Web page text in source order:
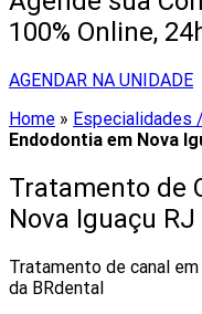
100% Online,
AGENDAR NA UNIDADE
Home » Especialidades
Endodontia em Nova
Tratamento de
Nova Iguaçu
Tratamento de canal
da BRdental